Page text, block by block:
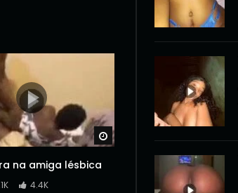
Watch Later
na amiga lésbica
4.4K